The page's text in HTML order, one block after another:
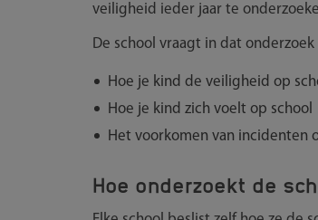
veiligheid ieder jaar te
De school vraagt in dat
Hoe je kind de veiligheid op
Hoe je kind zich voelt op school
Het voorkomen van incidenten
Hoe onderzoekt de